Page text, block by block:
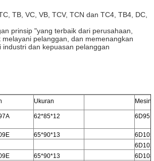
TB, VC, VB, TCV, TCN dan TC4, TB4, DC,
prinsip "yang terbaik dari perusahaan,
pelanggan, dan memenangkan
industri dan kepuasan pelanggan
Ukuran Mesin
62*85*12 6D95
65*90*13
6D105
6D102
65*90*13
6D108